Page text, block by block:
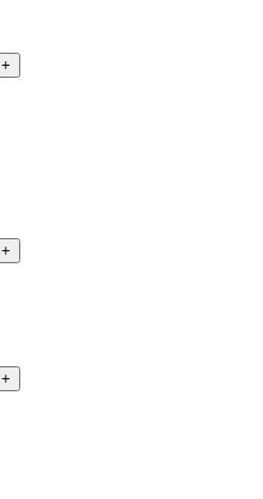
+
+
+